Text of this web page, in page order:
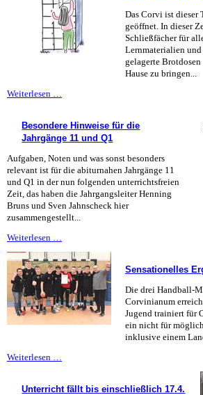
Das Corvi ist dieser
geöffnet. In dieser
Schließfächer für
Lernmaterialien
gelagerte
Hause zu bringen...
Weiterlesen …
Schließfächer
denken...
Besondere Hinweise für die
Jahrgänge 11 und Q1
Aufgaben, Noten und was sonst besonders
relevant ist für die abiturnahen Jahrgänge 11
und Q1 in der nun folgenden unterrichtsfreien
Zeit, das haben die Jahrgangsleiter Henning
Bruns und Sven Jahnscheck hier
zusammengestellt...
Weiterlesen …
für
die
Jahrgänge
11
und
Q1
Sensationelles
Die drei Handball-
Corvinianum
Jugend trainiert für
ein nicht für
inklusive einem
Weiterlesen …
Unterricht fällt bis einschließlich 17.4.